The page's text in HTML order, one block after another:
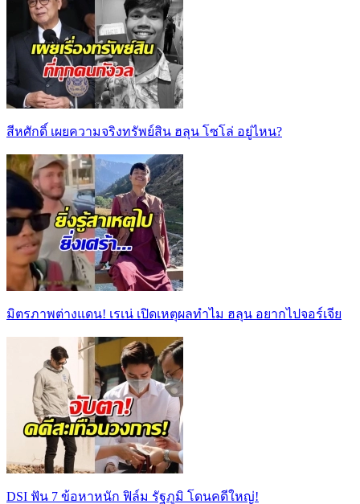
สีหศักดิ์ เผยความจริงทรัพย์สิน ฮลุน โซโล่ อยู่ไหน?
มิตรภาพต่างแดน! เรเน่ เปิดเหตุผลทำไม ฮลุน อยากไปจอร์เจีย
DSI ฟัน 7 ข้อหาหนัก ฟิล์ม รัฐภูมิ โดนคดีใหญ่!